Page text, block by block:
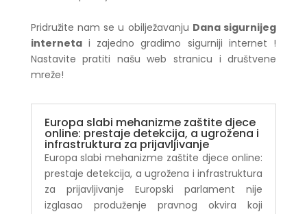
Pridružite nam se u obilježavanju Dana sigurnijeg
internetai zajedno gradimo sigurniji internet !
Nastavite pratiti našu web stranicu i društvene
mreže!
Europa slabi mehanizme zaštite djece
online: prestaje detekcija, a ugrožena i
infrastruktura za prijavljivanje
Europa slabi mehanizme zaštite djece online:
prestaje detekcija, a ugrožena i infrastruktura
za prijavljivanje Europski parlament nije
izglasao produženje pravnog okvira koji